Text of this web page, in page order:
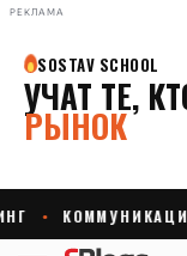
РЕКЛАМА